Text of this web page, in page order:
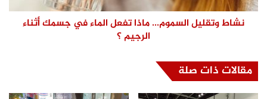
نشاط وتقليل السموم... ماذا تفعل الماء في جسمك أثناء
الرجيم ؟
مقالات ذات صلة